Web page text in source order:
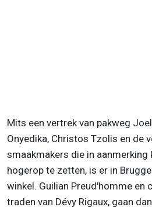
Mits een vertrek van pakweg
Onyedika, Christos Tzolis en de
smaakmakers die in
hogerop te zetten, is er in
winkel. Guilian Preud'homme en
traden van Dévy Rigaux, gaan